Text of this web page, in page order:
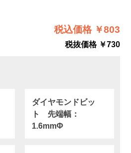
税込価格 ￥803
税抜価格 ￥730
ダイヤモンドビッ
ト 先端幅：
1.6mmΦ